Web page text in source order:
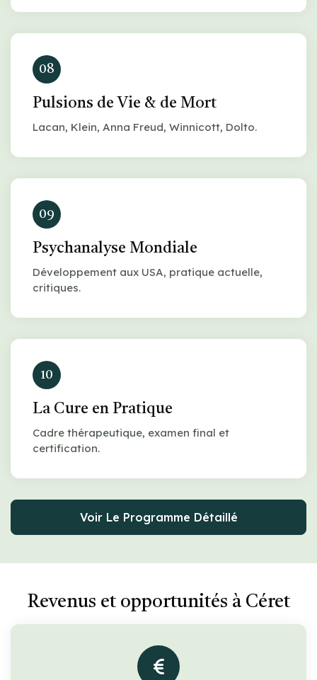
08
Pulsions de Vie & de Mort
Lacan, Klein, Anna Freud, Winnicott, Dolto.
09
Psychanalyse Mondiale
Développement aux USA, pratique actuelle,
critiques.
10
La Cure en Pratique
Cadre thérapeutique, examen final et
certification.
Voir Le Programme Détaillé
Revenus et opportunités à Céret